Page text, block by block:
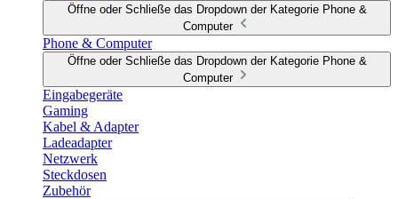
Öffne oder Schließe das Dropdown der Kategorie Phone &
Computer
Phone & Computer
Öffne oder Schließe das Dropdown der Kategorie Phone &
Computer
Eingabegeräte
Gaming
Kabel & Adapter
Ladeadapter
Netzwerk
Steckdosen
Zubehör